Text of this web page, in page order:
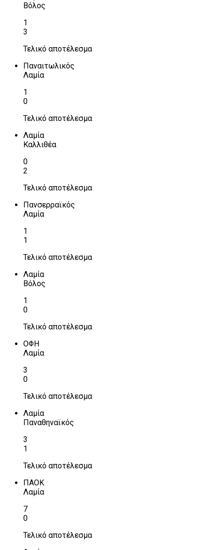
Βόλος
1
3
Τελικό αποτέλεσμα
Παναιτωλικός
Λαμία
1
0
Τελικό αποτέλεσμα
Λαμία
Καλλιθέα
0
2
Τελικό αποτέλεσμα
Πανσερραϊκός
Λαμία
1
1
Τελικό αποτέλεσμα
Λαμία
Βόλος
1
0
Τελικό αποτέλεσμα
ΟΦΗ
Λαμία
3
0
Τελικό αποτέλεσμα
Λαμία
Παναθηναϊκός
3
1
Τελικό αποτέλεσμα
ΠΑΟΚ
Λαμία
7
0
Τελικό αποτέλεσμα